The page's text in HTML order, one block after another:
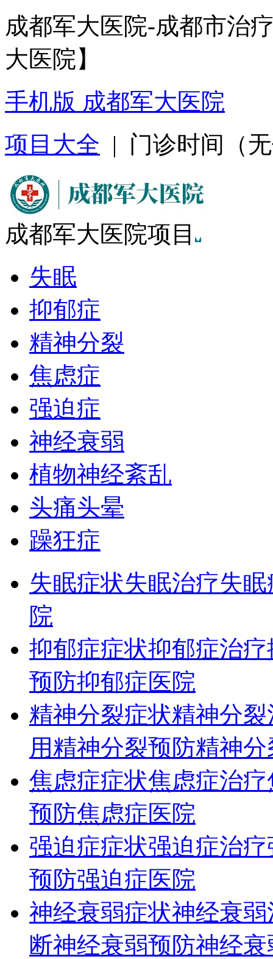
成都军大医院-成都市治
大医院】
手机版 成都军大医院
项目大全 | 门诊时间（
成都军大医院项目
失眠
抑郁症
精神分裂
焦虑症
强迫症
神经衰弱
植物神经紊乱
头痛头晕
躁狂症
失眠症状失眠治疗失
院
抑郁症症状抑郁症治疗
预防抑郁症医院
精神分裂症状精神分裂
用精神分裂预防精神
焦虑症症状焦虑症治疗
预防焦虑症医院
强迫症症状强迫症治疗
预防强迫症医院
神经衰弱症状神经衰弱
断神经衰弱预防神经